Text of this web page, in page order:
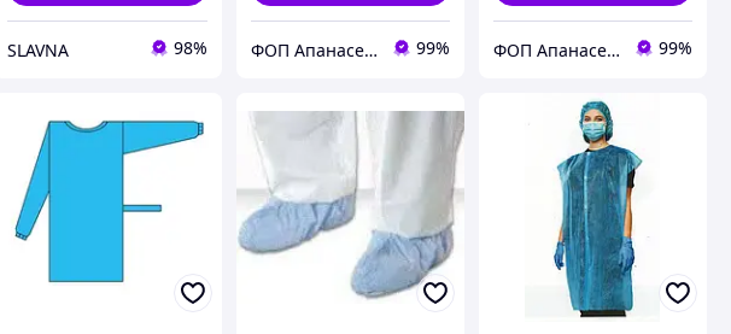
SLAVNA 98% ФОП Апанасенко В.М. 99% ФОП Апанасенко В.М. 99%